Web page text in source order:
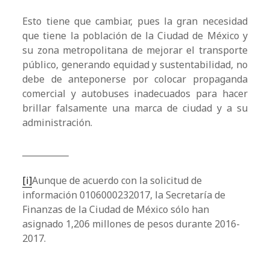
Esto tiene que cambiar, pues la gran necesidad
que tiene la población de la Ciudad de México y
su zona metropolitana de mejorar el transporte
público, generando equidad y sustentabilidad, no
debe de anteponerse por colocar propaganda
comercial y autobuses inadecuados para hacer
brillar falsamente una marca de ciudad y a su
administración.
[i]Aunque de acuerdo con la solicitud de
información 0106000232017, la Secretaría de
Finanzas de la Ciudad de México sólo han
asignado 1,206 millones de pesos durante 2016-
2017.